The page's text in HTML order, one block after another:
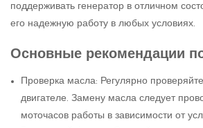
поддерживать генератор в отличном
его надежную работу в любых условиях.
Основные рекомендации
Проверка масла: Регулярно
двигателе. Замену масла следует
моточасов работы в зависимости от